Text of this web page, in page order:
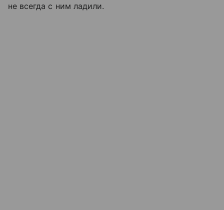
не всегда с ним ладили.